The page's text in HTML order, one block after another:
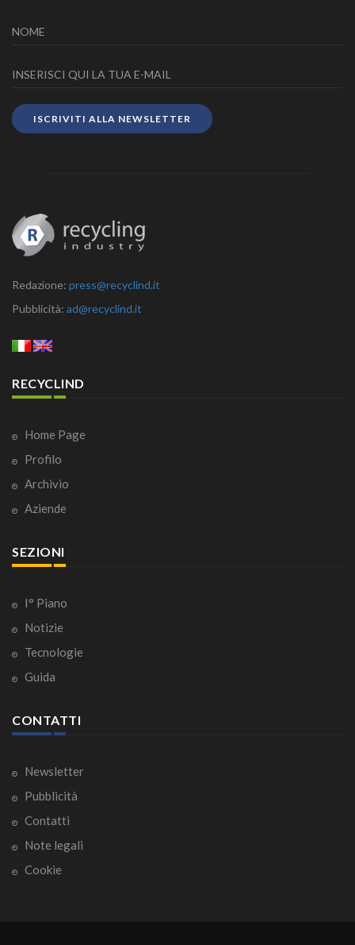
ISCRIVITI ALLA NEWSLETTER
Redazione: press@recyclind.it
Pubblicità: ad@recyclind.it
RECYCLIND
Home Page
Profilo
Archivio
Aziende
SEZIONI
I° Piano
Notizie
Tecnologie
Guida
CONTATTI
Newsletter
Pubblicità
Contatti
Note legali
Cookie